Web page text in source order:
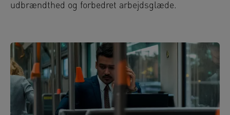
udbrændthed og forbedret arbejdsglæde.